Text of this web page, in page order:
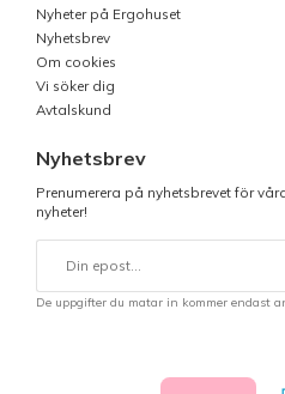
Nyheter på Ergohuset
Nyhetsbrev
Om cookies
Vi söker dig
Avtalskund
Nyhetsbrev
Prenumerera på nyhetsbrevet för
nyheter!
De uppgifter du matar in kommer endast